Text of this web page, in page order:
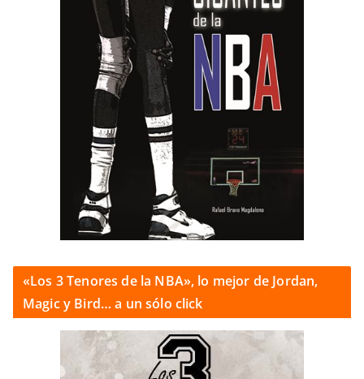
«Los 3 Tenores de la NBA», lo mejor de Jordan,
Magic y Bird… a un sólo click